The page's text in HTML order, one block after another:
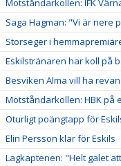
Saga Hagman: "Vi är nere
Storseger i
Eskilstränaren har koll på
Besviken Alma vill ha
Motståndarkollen: HBK på
Oturligt poängtapp för
Elin Persson klar för Eskils
Lagkaptenen: "Helt galet